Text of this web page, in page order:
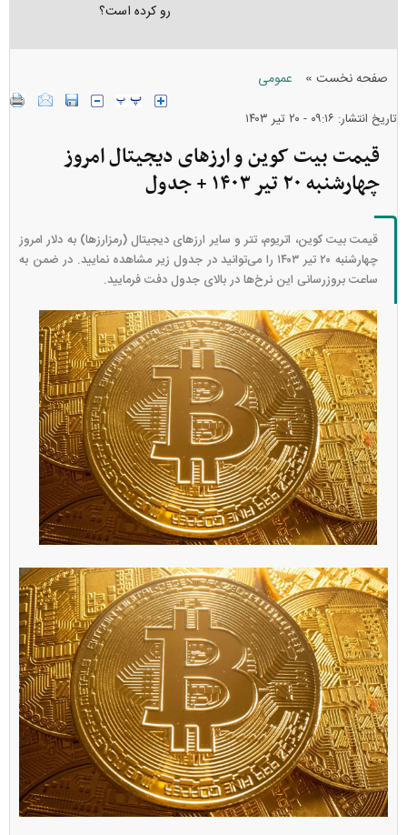
رو کرده است؟
صفحه نخست » عمومی
تاریخ انتشار: ۰۹:۱۶ - ۲۰ تير ۱۴۰۳
قیمت بیت کوین و ارز‌های دیجیتال امروز
چهارشنبه ۲۰ تیر ۱۴۰۳ + جدول
قیمت بیت کوین، اتریوم، تتر و سایر ارز‌های دیجیتال (رمزارزها) به دلار امروز
چهارشنبه ۲۰ تیر ۱۴۰۳ را می‌توانید در جدول زیر مشاهده نمایید. در ضمن به
ساعت بروزرسانی این نرخ‌ها در بالای جدول دفت فرمایید.